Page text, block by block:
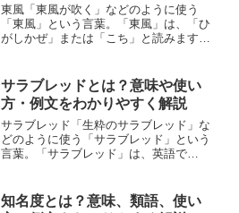
東風「東風が吹く」などのように使う
「東風」という言葉。「東風」は、「ひ
がしかぜ」または「こち」と読みます。
や使い方について、小説などの用例を紹
介して、わかりやすく解説し...
サラブレッドとは？意味や使い
方・例文をわかりやすく解説
サラブレッド「生粋のサラブレッド」な
どのように使う「サラブレッド」という
言葉。「サラブレッド」は、英語で
でしょうか？この記事では「サラブレッ
知名度とは？意味、類語、使い